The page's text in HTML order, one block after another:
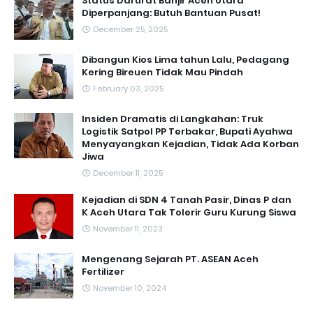
Diperpanjang: Butuh Bantuan Pusat!
December 25, 2025
Dibangun Kios Lima tahun Lalu, Pedagang
Kering Bireuen Tidak Mau Pindah
February 03, 2025
Insiden Dramatis di Langkahan: Truk
Logistik Satpol PP Terbakar, Bupati Ayahwa
Menyayangkan Kejadian, Tidak Ada Korban
Jiwa
December 11, 2025
Kejadian di SDN 4 Tanah Pasir, Dinas P dan
K Aceh Utara Tak Tolerir Guru Kurung Siswa
November 11, 2023
Mengenang Sejarah PT. ASEAN Aceh
Fertilizer
November 10, 2024